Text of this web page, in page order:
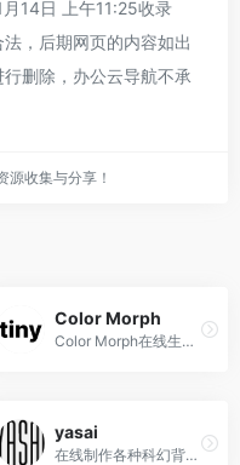
14日 上午11:25收录
，后期网页的内容如出
删除，办公云导航不承
源收集与分享！
Color Morph
Color Morph在线生成渐变色背景图工具
yasai
在线制作各种科幻背景图片